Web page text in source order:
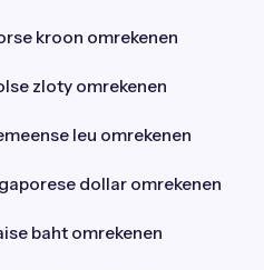
kroon omrekenen
zloty omrekenen
leu omrekenen
dollar omrekenen
baht omrekenen